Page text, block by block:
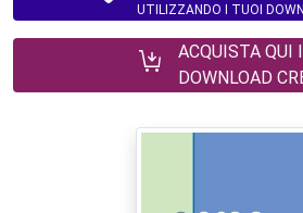
UTILIZZANDO I TUOI
ACQUISTA QUI
DOWNLOAD